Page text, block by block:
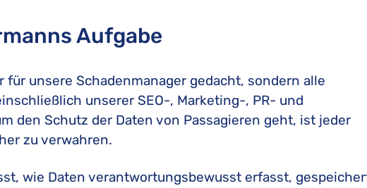
Aufgabe
für unsere Schadenmanager gedacht, sondern alle
unserer SEO-, Marketing-, PR- und
den Schutz der Daten von Passagieren geht, ist jeder
zu verwahren.
wie Daten verantwortungsbewusst erfasst,